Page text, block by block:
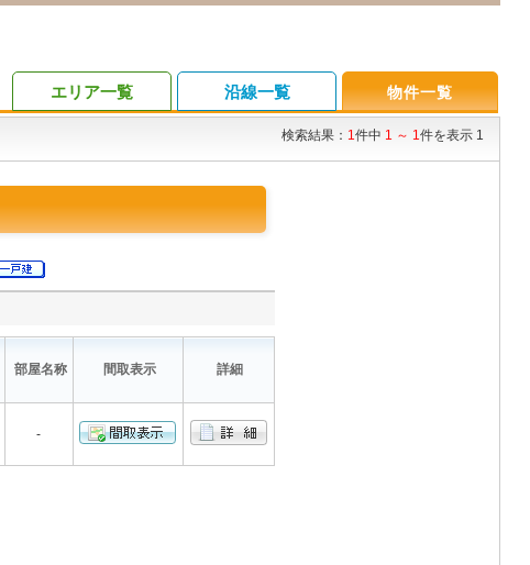
物件一覧
沿線一覧
エリア一覧
検索結果： 1件中 1 ～ 1件を表示 1
部屋名称 間取表示 詳細
-